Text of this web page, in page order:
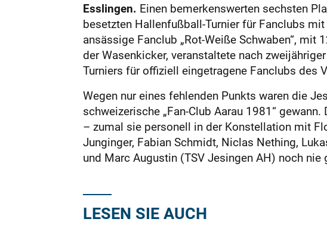
Esslingen. Einen bemerkenswerten sechsten
besetzten Hallenfußball-Turnier für Fanclubs
ansässige Fanclub „Rot-Weiße Schwaben“,
der Wasenkicker, veranstaltete nach
Turniers für offiziell eingetragene Fanclubs des
Wegen nur eines fehlenden Punkts waren die
schweizerische „Fan-Club Aarau 1981“
– zumal sie personell in der Konstellation mit
Junginger, Fabian Schmidt, Niclas Nething,
und Marc Augustin (TSV Jesingen AH) noch nie
LESEN SIE AUCH